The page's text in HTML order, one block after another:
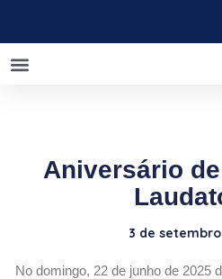
Aniversário
3 de
No domingo, 22 de junho de 2025